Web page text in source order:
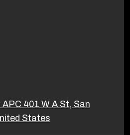
401 W A St, San
States